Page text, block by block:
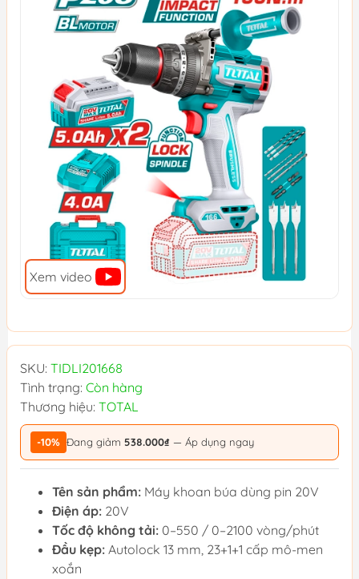
Xem video
SKU: TIDLI201668
Tình trạng: Còn hàng
Thương hiệu: TOTAL
-10% Đang giảm 538.000₫ — Áp dụng ngay
Tên sản phẩm: Máy khoan búa dùng pin 20V
Điện áp: 20V
Tốc độ không tải: 0–550 / 0–2100 vòng/phút
Đầu kẹp: Autolock 13 mm, 23+1+1 cấp mô-men
xoắn